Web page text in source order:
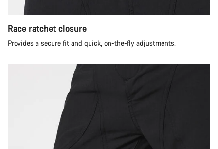
Race ratchet closure
Provides a secure fit and quick, on-the-fly adjustments.